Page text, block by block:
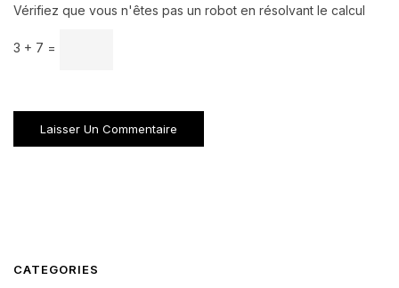
Vérifiez que vous n'êtes pas un robot en résolvant le calcul
3 + 7 =
CATEGORIES